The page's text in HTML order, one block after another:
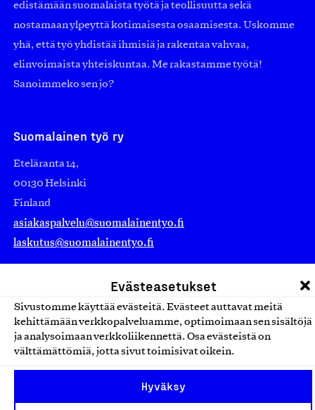
Evästeasetukset
Sivustomme käyttää evästeitä. Evästeet auttavat meitä
kehittämään verkkopalveluamme, optimoimaan sen sisältöjä
ja analysoimaan verkkoliikennettä. Osa evästeistä on
välttämättömiä, jotta sivut toimisivat oikein.
Hyväksy
edistämään suomalaista työtä ja teollisuutta sekä
nostamaan ylpeyttä kotimaisesta osaamisesta. Uskomme
yhä, että työ yhdistää ihmisiä ja rakentaa vahvaa,
elinvoimaista yhteiskuntaa. Me rakastamme työtä!
Sanoimmeko sen jo?
Suomalainen työ ry
Eteläranta 14,
00130 Helsinki
Finland
asiakaspalvelu@suomalainentyo.fi
laskutus@suomalainentyo.fi
Avainlippu